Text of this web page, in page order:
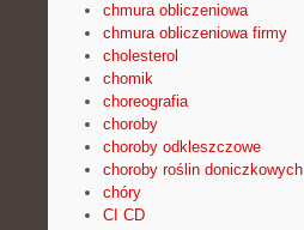
chmura obliczeniowa
chmura obliczeniowa firmy
cholesterol
chomik
choreografia
choroby
choroby odkleszczowe
choroby roślin doniczkowych
chóry
CI CD